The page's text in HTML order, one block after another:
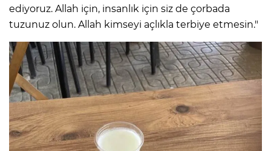
ediyoruz. Allah için, insanlık için siz de çorbada
tuzunuz olun. Allah kimseyi açlıkla terbiye etmesin."